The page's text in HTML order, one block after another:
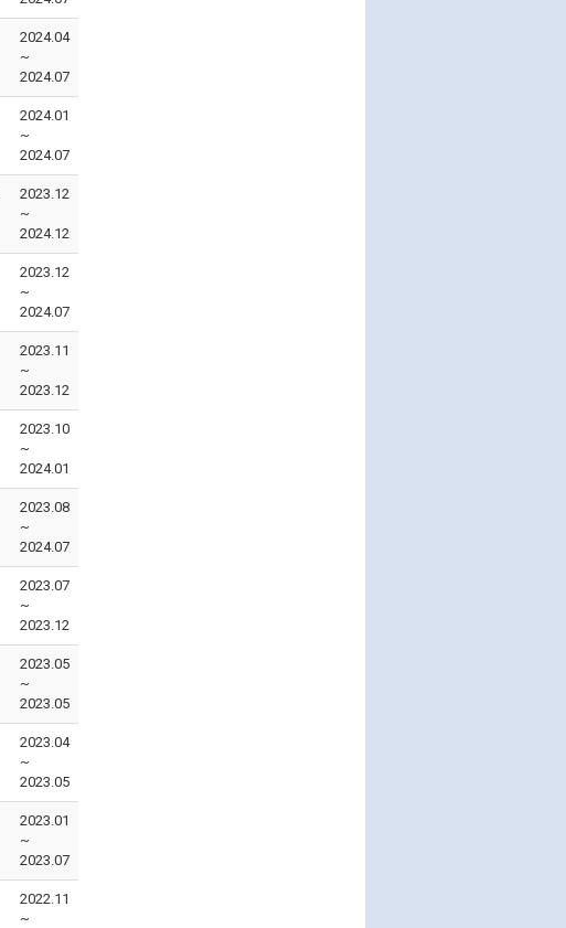
2024.04
~
2024.07
2024.01
~
2024.07
2023.12
~
2024.12
2023.12
~
2024.07
2023.11
~
2023.12
2023.10
~
2024.01
2023.08
~
2024.07
2023.07
~
2023.12
2023.05
~
2023.05
2023.04
~
2023.05
2023.01
~
2023.07
2022.11
~